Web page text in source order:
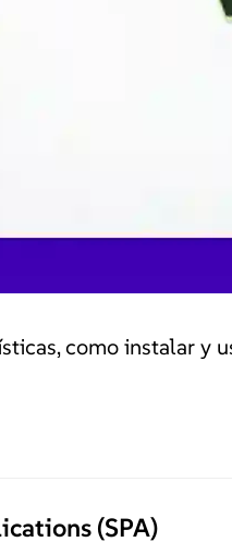
como instalar
(SPA)